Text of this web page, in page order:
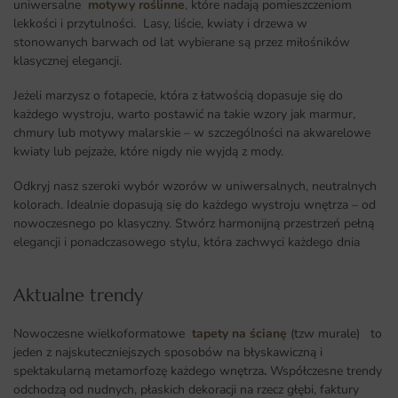
uniwersalne motywy roślinne, które nadają pomieszczeniom
lekkości i przytulności. Lasy, liście, kwiaty i drzewa w
stonowanych barwach od lat wybierane są przez miłośników
klasycznej elegancji.
Jeżeli marzysz o fotapecie, która z łatwością dopasuje się do
każdego wystroju, warto postawić na takie wzory jak marmur,
chmury lub motywy malarskie – w szczególności na akwarelowe
kwiaty lub pejzaże, które nigdy nie wyjdą z mody.
Odkryj nasz szeroki wybór wzorów w uniwersalnych, neutralnych
kolorach. Idealnie dopasują się do każdego wystroju wnętrza – od
nowoczesnego po klasyczny. Stwórz harmonijną przestrzeń pełną
elegancji i ponadczasowego stylu, która zachwyci każdego dnia
Aktualne trendy​
Nowoczesne wielkoformatowe tapety na ścianę (tzw murale) to
jeden z najskuteczniejszych sposobów na błyskawiczną i
spektakularną metamorfozę każdego wnętrza. Współczesne trendy
odchodzą od nudnych, płaskich dekoracji na rzecz głębi, faktury